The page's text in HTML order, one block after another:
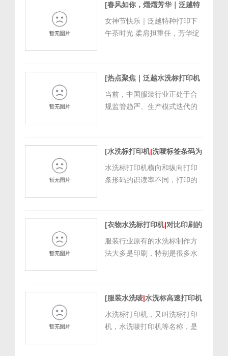
更是保障我们正确护理衣物、
延长穿着寿命的关键指南。但
很少有人知道，这张耐洗耐
[春风如你，熠熠芳华｜泛越特
种打印女神节下午茶温暖上线]
[2026/3/7 9:43:08]
女神节快乐｜泛越特种打印下
午茶时光 柔肩担重任，芳华绽
[热点聚焦｜泛越水洗标打印机
赋能服装行业高质量升级]
[2026/2/5 15:28:30]
当前，中国服装行业正处于合
规监管趋严、生产模式迭代的
规的全面落地，到中小服装企
业面临的辅料加工效率瓶颈，
水洗标作为服装的“身份凭证”，
[水洗标打印机|洗唛标签条码为
什么都是横着的][2022/5/13
16:17:09]
水洗标打印机横向和纵向打印
条形码的识读率不同，打印的
牌的水洗标打印机，它都会有
相同的效果，在日常使用中发
现，泛越水洗标打印机系列比
[衣物水洗标打印机|对比印刷的
优势][2021/12/13 17:08:53]
服装行业原有的水洗标制作方
法大多是印刷，特别是很多水
标的样板内容有很多格式，每
种格式的数量相对不是太多的
时候，印刷成本就会变高，因
[服装水洗唛|水洗标高速打印机
如何选择][2021/11/17
9:06:44]
水洗标打印机，又叫洗标打印
机，水洗唛打印机等名称，是